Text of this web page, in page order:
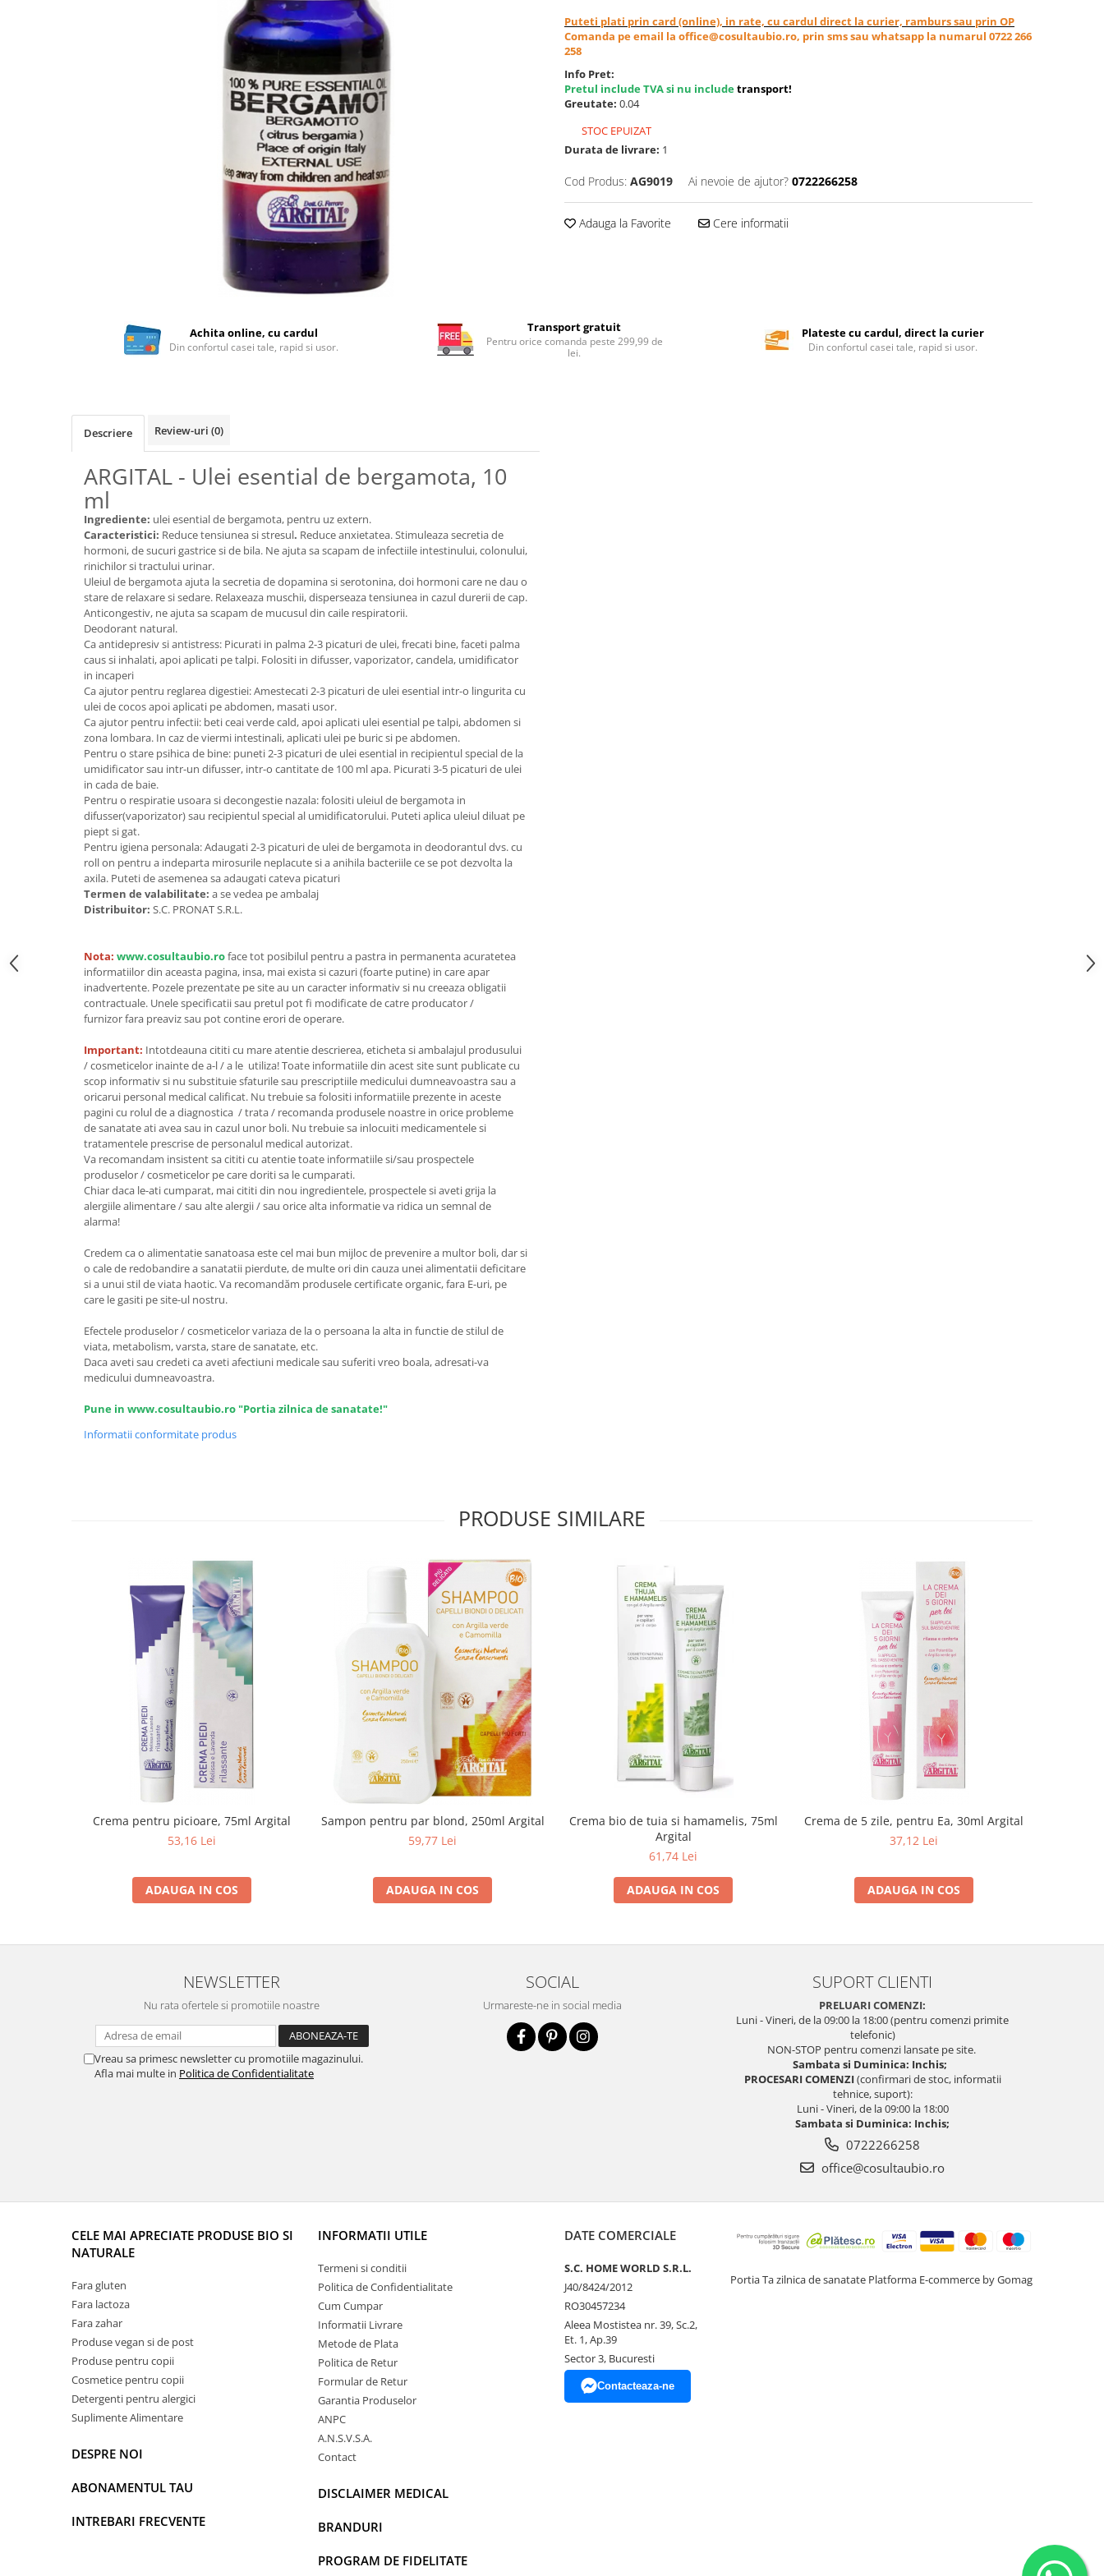
Fructe si legume Bio
Bauturi vegetale
Produse din carne
Sosuri, Ketchup bio
Pudre si prafuri
Conserve, Pateuri, creme
Leguminoase si seminte
Fermenti si gelifianti
Produse din soia
Sare si inlocuitori
Produse care inlocuiesc carnea
Unt, alternativa unt
Dulceturi, gemuri, compoturi
Biscuiti si napolitane
Inghetata
Zahar si indulcitori
Guma de mestecat bio
Seminte, fructe uscate, samburi
Mixuri, condimente si mirodenii
Maioneza bio
Semipreparate
Specialitati si produse asiatice
Puteti plati prin card (online), in rate, cu cardul direct la curier, ramburs sau prin OP
Comanda pe email la office@cosultaubio.ro, prin sms sau whatsapp la numarul 0722 266
258
Info Pret:
Pretul include TVA si nu includetransport!
Greutate: 0.04
STOC EPUIZAT
Durata de livrare: 1
Cod Produs: AG9019 Ai nevoie de ajutor? 0722266258
Adauga la Favorite Cere informatii
Achita online, cu cardul
Din confortul casei tale, rapid si usor.
Transport gratuit
Pentru orice comanda peste 299,99 de
lei.
Plateste cu cardul, direct la curier
Din confortul casei tale, rapid si usor.
Descriere Review-uri (0)
ARGITAL - Ulei esential de bergamota, 10
ml
Ingrediente: ulei esential de bergamota, pentru uz extern.
Caracteristici: Reduce tensiunea si stresul. Reduce anxietatea. Stimuleaza secretia de
hormoni, de sucuri gastrice si de bila. Ne ajuta sa scapam de infectiile intestinului, colonului,
rinichilor si tractului urinar.
Uleiul de bergamota ajuta la secretia de dopamina si serotonina, doi hormoni care ne dau o
stare de relaxare si sedare. Relaxeaza muschii, disperseaza tensiunea in cazul durerii de cap.
Anticongestiv, ne ajuta sa scapam de mucusul din caile respiratorii.
Deodorant natural.
Ca antidepresiv si antistress: Picurati in palma 2-3 picaturi de ulei, frecati bine, faceti palma
caus si inhalati, apoi aplicati pe talpi. Folositi in difusser, vaporizator, candela, umidificator
in incaperi
Ca ajutor pentru reglarea digestiei: Amestecati 2-3 picaturi de ulei esential intr-o lingurita cu
ulei de cocos apoi aplicati pe abdomen, masati usor.
Ca ajutor pentru infectii: beti ceai verde cald, apoi aplicati ulei esential pe talpi, abdomen si
zona lombara. In caz de viermi intestinali, aplicati ulei pe buric si pe abdomen.
Pentru o stare psihica de bine: puneti 2-3 picaturi de ulei esential in recipientul special de la
umidificator sau intr-un difusser, intr-o cantitate de 100 ml apa. Picurati 3-5 picaturi de ulei
in cada de baie.
Pentru o respiratie usoara si decongestie nazala: folositi uleiul de bergamota in
difusser(vaporizator) sau recipientul special al umidificatorului. Puteti aplica uleiul diluat pe
piept si gat.
Pentru igiena personala: Adaugati 2-3 picaturi de ulei de bergamota in deodorantul dvs. cu
roll on pentru a indeparta mirosurile neplacute si a anihila bacteriile ce se pot dezvolta la
axila. Puteti de asemenea sa adaugati cateva picaturi
Termen de valabilitate: a se vedea pe ambalaj
Distribuitor: S.C. PRONAT S.R.L.
Nota: www.cosultaubio.roface tot posibilul pentru a pastra in permanenta acuratetea
informatiilor din aceasta pagina, insa, mai exista si cazuri (foarte putine) in care apar
inadvertente. Pozele prezentate pe site au un caracter informativ si nu creeaza obligatii
contractuale. Unele specificatii sau pretul pot fi modificate de catre producator /
furnizor fara preaviz sau pot contine erori de operare.
Important: Intotdeauna cititi cu mare atentie descrierea, eticheta si ambalajul produsului
/ cosmeticelor inainte de a-l / a le utiliza! Toate informatiile din acest site sunt publicate cu
scop informativ si nu substituie sfaturile sau prescriptiile medicului dumneavoastra sau a
oricarui personal medical calificat. Nu trebuie sa folositi informatiile prezente in aceste
pagini cu rolul de a diagnostica / trata / recomanda produsele noastre in orice probleme
de sanatate ati avea sau in cazul unor boli. Nu trebuie sa inlocuiti medicamentele si
tratamentele prescrise de personalul medical autorizat.
Va recomandam insistent sa cititi cu atentie toate informatiile si/sau prospectele
produselor / cosmeticelor pe care doriti sa le cumparati.
Chiar daca le-ati cumparat, mai cititi din nou ingredientele, prospectele si aveti grija la
alergiile alimentare / sau alte alergii / sau orice alta informatie va ridica un semnal de
alarma!
Credem ca o alimentatie sanatoasa este cel mai bun mijloc de prevenire a multor boli, dar si
o cale de redobandire a sanatatii pierdute, de multe ori din cauza unei alimentatii deficitare
si a unui stil de viata haotic. Va recomandăm produsele certificate organic, fara E-uri, pe
care le gasiti pe site-ul nostru.
Efectele produselor / cosmeticelor variaza de la o persoana la alta in functie de stilul de
viata, metabolism, varsta, stare de sanatate, etc.
Daca aveti sau credeti ca aveti afectiuni medicale sau suferiti vreo boala, adresati-va
medicului dumneavoastra.
Pune in www.cosultaubio.ro "Portia zilnica de sanatate!"
Informatii conformitate produs
PRODUSE SIMILARE
Crema pentru picioare, 75ml Argital
53,16 Lei
ADAUGA IN COS
Sampon pentru par blond, 250ml Argital
59,77 Lei
ADAUGA IN COS
Crema bio de tuia si hamamelis, 75ml
Argital
61,74 Lei
ADAUGA IN COS
Crema de 5 zile, pentru Ea, 30ml Argital
37,12 Lei
ADAUGA IN COS
NEWSLETTER
Nu rata ofertele si promotiile noastre
Vreau sa primesc newsletter cu promotiile magazinului.
Afla mai multe in Politica de Confidentialitate
SOCIAL
Urmareste-ne in social media
SUPORT CLIENTI
PRELUARI COMENZI:
Luni - Vineri, de la 09:00 la 18:00 (pentru comenzi primite
telefonic)
NON-STOP pentru comenzi lansate pe site.
Sambata si Duminica: Inchis;
PROCESARI COMENZI(confirmari de stoc, informatii
tehnice, suport):
Luni - Vineri, de la 09:00 la 18:00
Sambata si Duminica: Inchis;
0722266258
office@cosultaubio.ro
CELE MAI APRECIATE PRODUSE BIO SI
NATURALE
Fara gluten
Fara lactoza
Fara zahar
Produse vegan si de post
Produse pentru copii
Cosmetice pentru copii
Detergenti pentru alergici
Suplimente Alimentare
DESPRE NOI
ABONAMENTUL TAU
INTREBARI FRECVENTE
INFORMATII UTILE
Termeni si conditii
Politica de Confidentialitate
Cum Cumpar
Informatii Livrare
Metode de Plata
Politica de Retur
Formular de Retur
Garantia Produselor
ANPC
A.N.S.V.S.A.
Contact
DISCLAIMER MEDICAL
BRANDURI
PROGRAM DE FIDELITATE
DATE COMERCIALE
S.C. HOME WORLD S.R.L.
J40/8424/2012
RO30457234
Aleea Mostistea nr. 39, Sc.2,
Et. 1, Ap.39
Sector 3, Bucuresti
Contacteaza-ne
Portia Ta zilnica de sanatate Platforma E-commerce by Gomag